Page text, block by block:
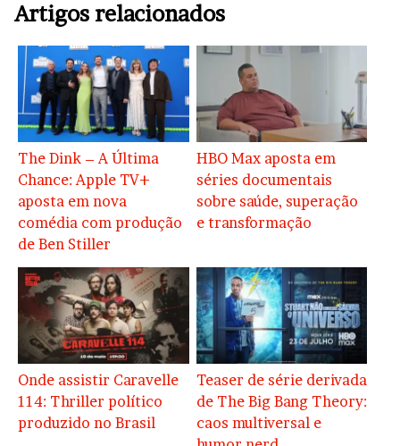
Artigos relacionados
The Dink – A Última
Chance: Apple TV+
aposta em nova
comédia com produção
de Ben Stiller
HBO Max aposta em
séries documentais
sobre saúde, superação
e transformação
Onde assistir Caravelle
114: Thriller político
produzido no Brasil
Teaser de série derivada
de The Big Bang Theory:
caos multiversal e